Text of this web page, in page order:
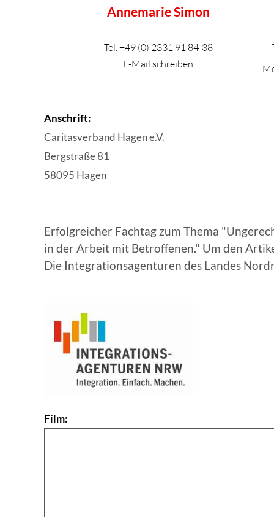
Annemarie Simon
Tel. +49 (0) 2331 91 84-38
E-Mail schreiben
Anschrift:
Caritasverband Hagen e.V.
Bergstraße 81
58095 Hagen
Erfolgreicher Fachtag zum Thema
in der Arbeit mit Betroffenen." Um den
Die Integrationsagenturen des Landes
Film: